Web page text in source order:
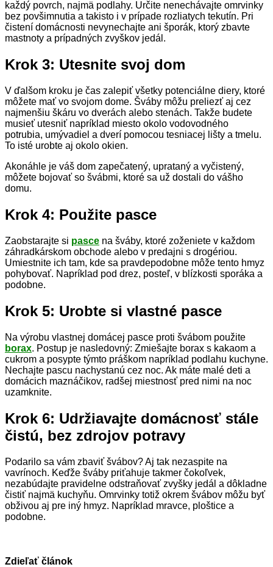
každý povrch, najmä podlahy. Určite nenechávajte omrvinky
bez povšimnutia a takisto i v prípade rozliatych tekutín. Pri
čistení domácnosti nevynechajte ani šporák, ktorý zbavte
mastnoty a prípadných zvyškov jedál.
Krok 3: Utesnite svoj dom
V ďalšom kroku je čas zalepiť všetky potenciálne diery, ktoré
môžete mať vo svojom dome. Šváby môžu preliezť aj cez
najmenšiu škáru vo dverách alebo stenách. Takže budete
musieť utesniť napríklad miesto okolo vodovodného
potrubia, umývadiel a dverí pomocou tesniacej lišty a tmelu.
To isté urobte aj okolo okien.
Akonáhle je váš dom zapečatený, uprataný a vyčistený,
môžete bojovať so švábmi, ktoré sa už dostali do vášho
domu.
Krok 4: Použite pasce
Zaobstarajte si pasce na šváby, ktoré zoženiete v každom
záhradkárskom obchode alebo v predajni s drogériou.
Umiestnite ich tam, kde sa pravdepodobne môže tento hmyz
pohybovať. Napríklad pod drez, posteľ, v blízkosti sporáka a
podobne.
Krok 5: Urobte si vlastné pasce
Na výrobu vlastnej domácej pasce proti švábom použite
borax. Postup je nasledovný: Zmiešajte borax s kakaom a
cukrom a posypte týmto práškom napríklad podlahu kuchyne.
Nechajte pascu nachystanú cez noc. Ak máte malé deti a
domácich maznáčikov, radšej miestnosť pred nimi na noc
uzamknite.
Krok 6: Udržiavajte domácnosť stále
čistú, bez zdrojov potravy
Podarilo sa vám zbaviť švábov? Aj tak nezaspite na
vavrínoch. Keďže šváby priťahuje takmer čokoľvek,
nezabúdajte pravidelne odstraňovať zvyšky jedál a dôkladne
čistiť najmä kuchyňu. Omrvinky totiž okrem švábov môžu byť
obživou aj pre iný hmyz. Napríklad mravce, ploštice a
podobne.
Zdieľať článok